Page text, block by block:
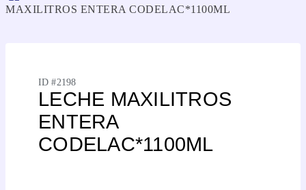
MAXILITROS ENTERA CODELAC*1100ML
ID #2198
LECHE MAXILITROS
ENTERA
CODELAC*1100ML